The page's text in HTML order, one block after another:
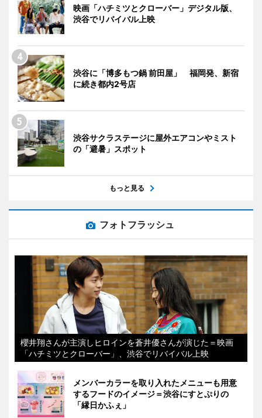
映画「ハチミツとクローバー」デジタル版、
渋谷でリバイバル上映
渋谷に「博多もつ鍋 前田屋」 福岡発、新宿
に続き都内2号店
渋谷サクラステージに屋外エアコンやミスト
の「避暑」スポット
もっと見る
フォトフラッシュ
櫻井翔さんが主演しヒロインを蒼井優さんが演じた＝映画
「ハチミツとクローバー」、渋谷でリバイバル上映
メンバーカラーを取り入れたメニューも用意
するフードのイメージ＝渋谷にすとぷりの
「縁日かふぇ」